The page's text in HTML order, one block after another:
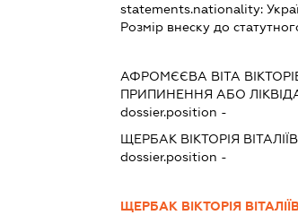
statements.nationality:
Розмір внеску до
АФРОМЄЄВА ВІТА
ПРИПИНЕННЯ АБО
dossier.position -
ЩЕРБАК ВІКТОРІЯ
dossier.position -
ЩЕРБАК ВІКТОРІЯ